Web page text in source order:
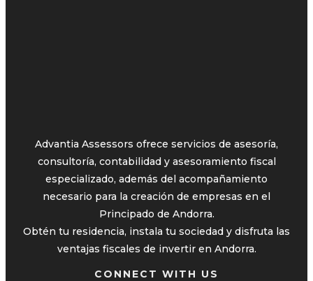
Advantia Assessors ofrece servicios de asesoría,
consultoría, contabilidad y asesoramiento fiscal
especializado, además del acompañamiento
necesario para la creación de empresas en el
Principado de Andorra.
Obtén tu residencia, instala tu sociedad y disfruta las
ventajas fiscales de invertir en Andorra.
CONNECT WITH US